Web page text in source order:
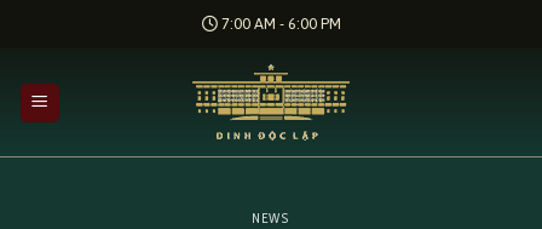
7:00 AM - 6:00 PM
NEWS